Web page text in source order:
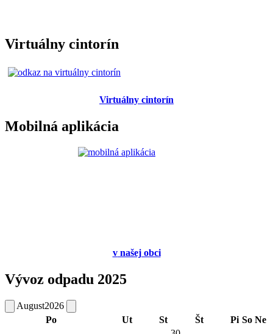
Virtuálny cintorín
Virtuálny cintorín
Mobilná aplikácia
vnašej obci
Vývoz odpadu 2025
August2026
Po
Ut St Št Pi So Ne